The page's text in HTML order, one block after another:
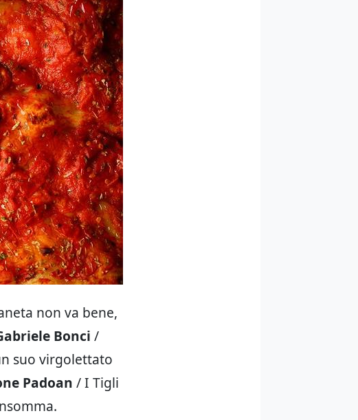
non va bene,
Bonci /
suo virgolettato
Padoan / I Tigli